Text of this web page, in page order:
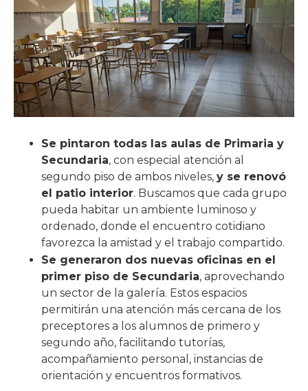
Se pintaron todas las aulas de Primaria y
Secundaria, con especial atención al
segundo piso de ambos niveles, y se renovó
el patio interior. Buscamos que cada grupo
pueda habitar un ambiente luminoso y
ordenado, donde el encuentro cotidiano
favorezca la amistad y el trabajo compartido.
Se generaron dos nuevas oficinas en el
primer piso de Secundaria, aprovechando
un sector de la galería. Estos espacios
permitirán una atención más cercana de los
preceptores a los alumnos de primero y
segundo año, facilitando tutorías,
acompañamiento personal, instancias de
orientación y encuentros formativos.